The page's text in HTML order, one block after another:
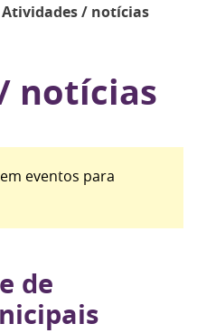
Atividades / notícias
notícias
eventos para
de